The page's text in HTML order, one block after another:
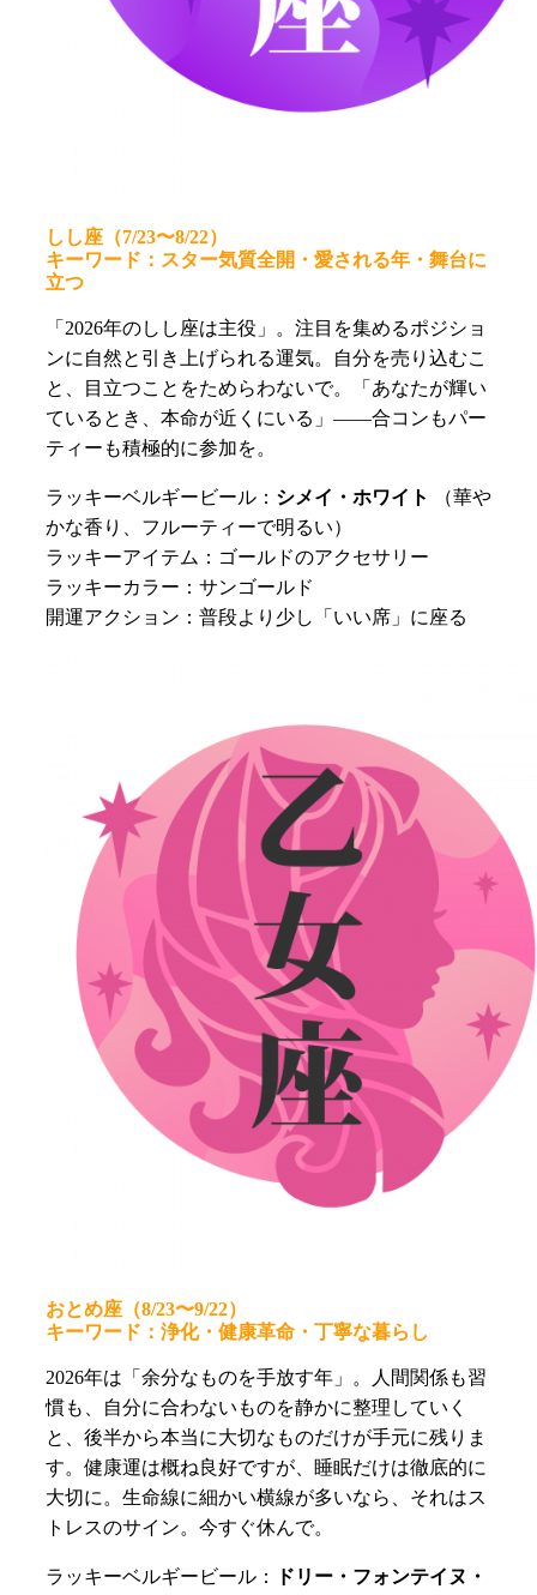
しし座（7/23〜8/22）
キーワード：スター気質全開・愛される年・舞台に
立つ
「2026年のしし座は主役」。注目を集めるポジショ
ンに自然と引き上げられる運気。自分を売り込むこ
と、目立つことをためらわないで。「あなたが輝い
ているとき、本命が近くにいる」——合コンもパー
ティーも積極的に参加を。
ラッキーベルギービール： シメイ・ホワイト
（華や
かな香り、フルーティーで明るい）
ラッキーアイテム：ゴールドのアクセサリー
ラッキーカラー：サンゴールド
開運アクション：普段より少し「いい席」に座る
おとめ座（8/23〜9/22）
キーワード：浄化・健康革命・丁寧な暮らし
2026年は「余分なものを手放す年」。人間関係も習
慣も、自分に合わないものを静かに整理していく
と、後半から本当に大切なものだけが手元に残りま
す。健康運は概ね良好ですが、睡眠だけは徹底的に
大切に。生命線に細かい横線が多いなら、それはス
トレスのサイン。今すぐ休んで。
ラッキーベルギービール：
ドリー・フォンテイヌ・